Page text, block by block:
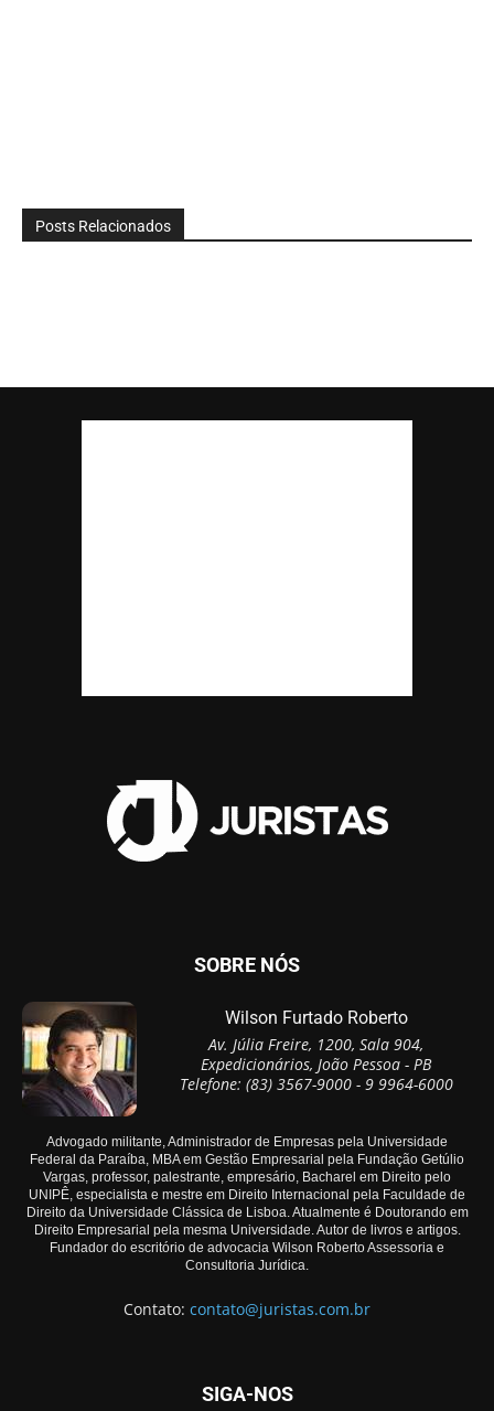
Posts Relacionados
SOBRE NÓS
Wilson Furtado Roberto
Av. Júlia Freire, 1200, Sala 904,
Expedicionários, João Pessoa - PB
Telefone: (83) 3567-9000 - 9 9964-6000
Advogado militante, Administrador de Empresas pela Universidade
Federal da Paraíba, MBA em Gestão Empresarial pela Fundação Getúlio
Vargas, professor, palestrante, empresário, Bacharel em Direito pelo
UNIPÊ, especialista e mestre em Direito Internacional pela Faculdade de
Direito da Universidade Clássica de Lisboa. Atualmente é Doutorando em
Direito Empresarial pela mesma Universidade. Autor de livros e artigos.
Fundador do escritório de advocacia Wilson Roberto Assessoria e
Consultoria Jurídica.
Contato: contato@juristas.com.br
SIGA-NOS